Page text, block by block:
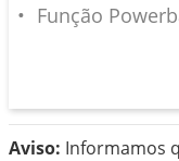
Função
Aviso: Informamos